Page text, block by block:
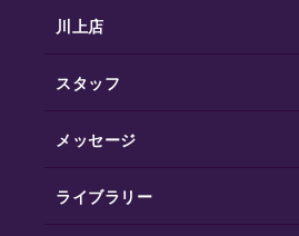
川上店
スタッフ
メッセージ
ライブラリー